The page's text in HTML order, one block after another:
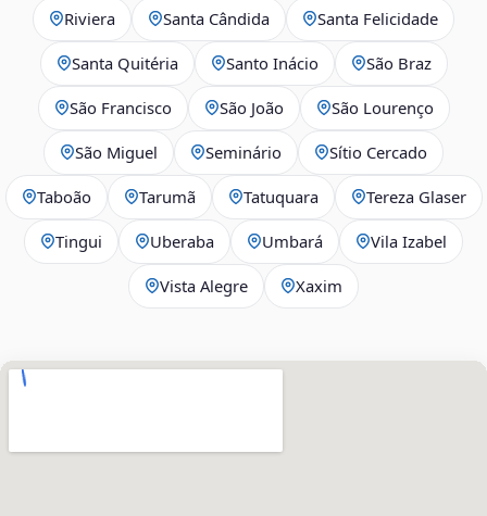
Riviera Santa Cândida Santa Felicidade
Santa Quitéria Santo Inácio São Braz
São Francisco São João São Lourenço
São Miguel Seminário Sítio Cercado
Taboão Tarumã Tatuquara Tereza Glaser
Tingui Uberaba Umbará Vila Izabel
Vista Alegre Xaxim